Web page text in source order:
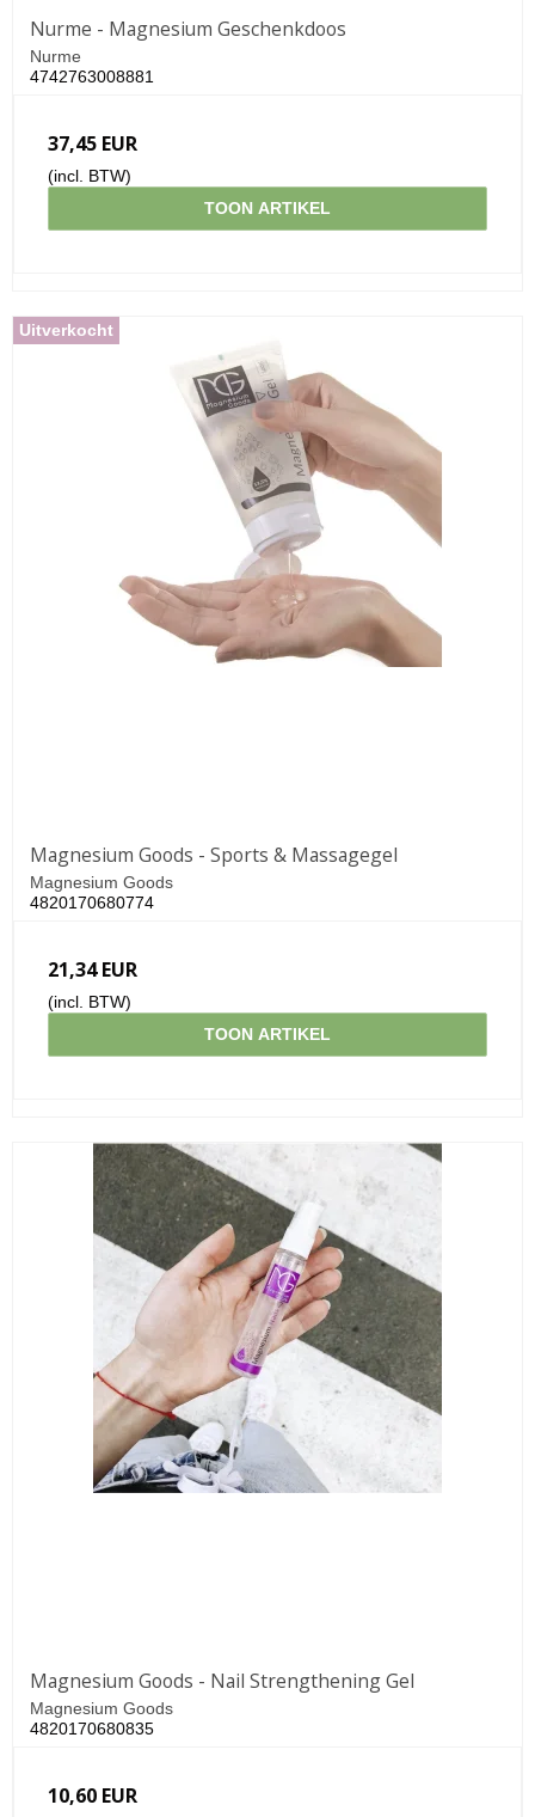
Nurme - Magnesium Geschenkdoos
Nurme
4742763008881
37,45 EUR
(incl. BTW)
TOON ARTIKEL
Uitverkocht
Magnesium Goods - Sports & Massagegel
Magnesium Goods
4820170680774
21,34 EUR
(incl. BTW)
TOON ARTIKEL
Magnesium Goods - Nail Strengthening Gel
Magnesium Goods
4820170680835
10,60 EUR